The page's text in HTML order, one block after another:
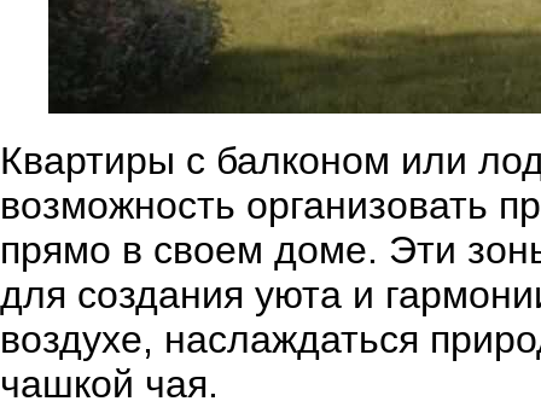
Квартиры с балконом или
возможность организовать
прямо в своем доме. Эти
для создания уюта и
воздухе, наслаждаться
чашкой чая.